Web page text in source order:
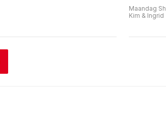
Maandag
Kim & Ingrid